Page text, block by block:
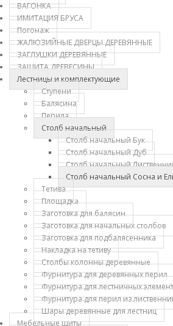
ВАГОНКА
ИМИТАЦИЯ БРУСА
Погонаж
ЖАЛЮЗИЙНЫЕ ДВЕРЦЫ ДЕРЕВЯННЫЕ
ЗАГЛУШКИ ДЕРЕВЯННЫЕ
ЗАЩИТА ДРЕВЕСИНЫ
Лестницы и комплектующие
Ступени
Балясина
Перила
Столб начальный
Столб начальный Бук
Столб начальный Дуб
Столб начальный
Столб начальный Сосна и
Тетива
Площадка
Заготовка для балясин
Заготовка для начальных столбов
Заготовка для подбалясенника
Накладка на тетиву
Столбы колонны деревянные
Фурнитура для деревянных перил
Фурнитура для лестничных
Фурнитура для перил из
Шары деревянные для лестниц
Мебельные щиты